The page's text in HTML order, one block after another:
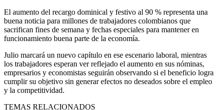
El aumento del recargo dominical y festivo al 90 % representa una
buena noticia para millones de trabajadores colombianos que
sacrifican fines de semana y fechas especiales para mantener en
funcionamiento buena parte de la economía.
Julio marcará un nuevo capítulo en ese escenario laboral, mientras
los trabajadores esperan ver reflejado el aumento en sus nóminas,
empresarios y economistas seguirán observando si el beneficio logra
cumplir su objetivo sin generar efectos no deseados sobre el empleo
y la competitividad.
TEMAS RELACIONADOS